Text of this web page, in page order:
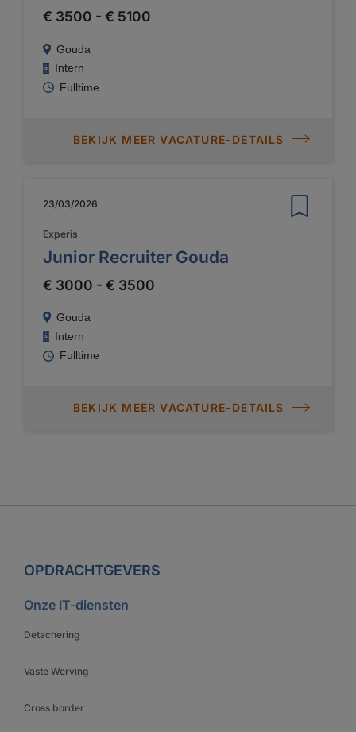
€ 3500 - € 5100
Gouda
Intern
Fulltime
BEKIJK MEER VACATURE-DETAILS
23/03/2026
Experis
Junior Recruiter Gouda
€ 3000 - € 3500
Gouda
Intern
Fulltime
BEKIJK MEER VACATURE-DETAILS
OPDRACHTGEVERS
Onze IT-diensten
Detachering
Vaste Werving
Cross border